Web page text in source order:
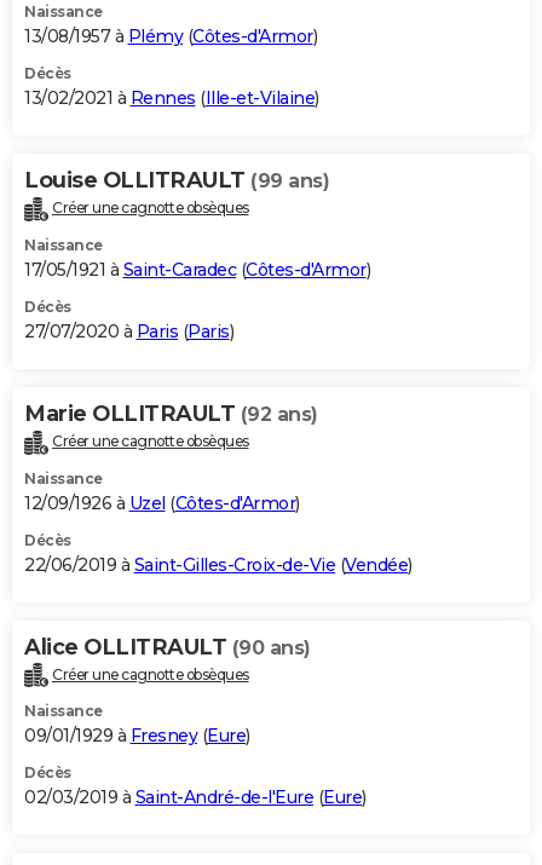
Naissance
13/08/1957 à Plémy(Côtes-d'Armor)
Décès
13/02/2021 à Rennes (Ille-et-Vilaine)
Louise OLLITRAULT (99 ans)
Créer une cagnotte obsèques
Naissance
17/05/1921 à Saint-Caradec(Côtes-d'Armor)
Décès
27/07/2020 à Paris (Paris)
Marie OLLITRAULT (92 ans)
Créer une cagnotte obsèques
Naissance
12/09/1926 à Uzel (Côtes-d'Armor)
Décès
22/06/2019 à Saint-Gilles-Croix-de-Vie (Vendée)
Alice OLLITRAULT (90 ans)
Créer une cagnotte obsèques
Naissance
09/01/1929 à Fresney(Eure)
Décès
02/03/2019 à Saint-André-de-l'Eure (Eure)